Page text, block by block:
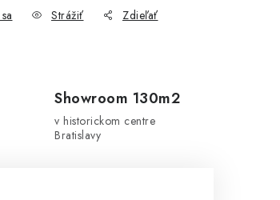
Strážiť Zdieľať
Showroom 130m2
v historickom centre
Bratislavy